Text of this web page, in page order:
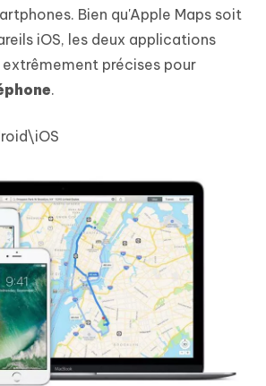
Bien qu'Apple Maps soit
iOS, les deux applications
précises pour
.